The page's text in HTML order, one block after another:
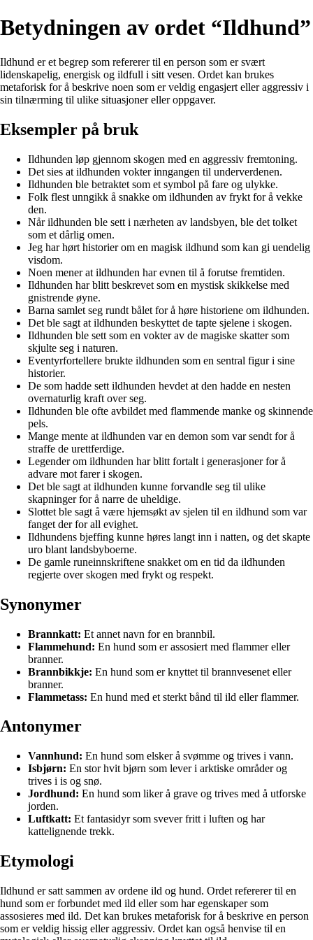
Betydningen av ordet “Ildhund”
Ildhund er et begrep som refererer til en person som er svært
lidenskapelig, energisk og ildfull i sitt vesen. Ordet kan brukes
metaforisk for å beskrive noen som er veldig engasjert eller aggressiv i
sin tilnærming til ulike situasjoner eller oppgaver.
Eksempler på bruk
Ildhunden løp gjennom skogen med en aggressiv fremtoning.
Det sies at ildhunden vokter inngangen til underverdenen.
Ildhunden ble betraktet som et symbol på fare og ulykke.
Folk flest unngikk å snakke om ildhunden av frykt for å vekke
den.
Når ildhunden ble sett i nærheten av landsbyen, ble det tolket
som et dårlig omen.
Jeg har hørt historier om en magisk ildhund som kan gi uendelig
visdom.
Noen mener at ildhunden har evnen til å forutse fremtiden.
Ildhunden har blitt beskrevet som en mystisk skikkelse med
gnistrende øyne.
Barna samlet seg rundt bålet for å høre historiene om ildhunden.
Det ble sagt at ildhunden beskyttet de tapte sjelene i skogen.
Ildhunden ble sett som en vokter av de magiske skatter som
skjulte seg i naturen.
Eventyrfortellere brukte ildhunden som en sentral figur i sine
historier.
De som hadde sett ildhunden hevdet at den hadde en nesten
overnaturlig kraft over seg.
Ildhunden ble ofte avbildet med flammende manke og skinnende
pels.
Mange mente at ildhunden var en demon som var sendt for å
straffe de urettferdige.
Legender om ildhunden har blitt fortalt i generasjoner for å
advare mot farer i skogen.
Det ble sagt at ildhunden kunne forvandle seg til ulike
skapninger for å narre de uheldige.
Slottet ble sagt å være hjemsøkt av sjelen til en ildhund som var
fanget der for all evighet.
Ildhundens bjeffing kunne høres langt inn i natten, og det skapte
uro blant landsbyboerne.
De gamle runeinnskriftene snakket om en tid da ildhunden
regjerte over skogen med frykt og respekt.
Synonymer
Brannkatt: Et annet navn for en brannbil.
Flammehund: En hund som er assosiert med flammer eller
branner.
Brannbikkje: En hund som er knyttet til brannvesenet eller
branner.
Flammetass: En hund med et sterkt bånd til ild eller flammer.
Antonymer
Vannhund: En hund som elsker å svømme og trives i vann.
Isbjørn: En stor hvit bjørn som lever i arktiske områder og
trives i is og snø.
Jordhund: En hund som liker å grave og trives med å utforske
jorden.
Luftkatt: Et fantasidyr som svever fritt i luften og har
kattelignende trekk.
Etymologi
Ildhund er satt sammen av ordene ild og hund. Ordet refererer til en
hund som er forbundet med ild eller som har egenskaper som
assosieres med ild. Det kan brukes metaforisk for å beskrive en person
som er veldig hissig eller aggressiv. Ordet kan også henvise til en